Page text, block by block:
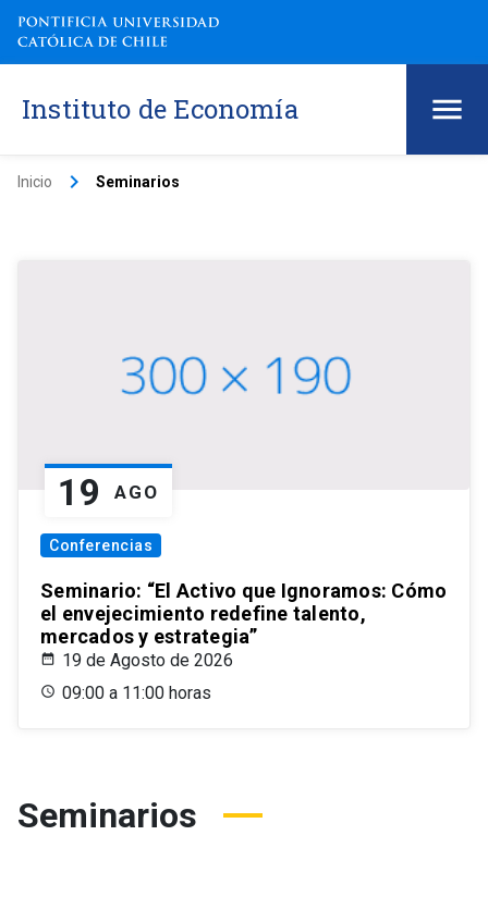
Instituto de Economía
Inicio keyboard_arrow_right Seminarios
19 AGO
Conferencias
Seminario: “El Activo que Ignoramos: Cómo
el envejecimiento redefine talento,
mercados y estrategia”
19 de Agosto de 2026
09:00 a 11:00 horas
Seminarios